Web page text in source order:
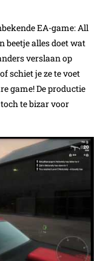
EA-game: All
beetje alles doet wat
verslaan op
schiet je ze te voet
game! De productie
toch te bizar voor